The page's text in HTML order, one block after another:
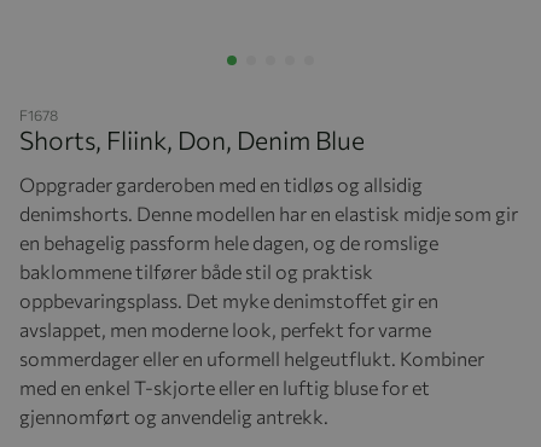
F1678
Shorts, Fliink, Don, Denim Blue
Oppgrader garderoben med en tidløs og allsidig
denimshorts. Denne modellen har en elastisk midje som gir
en behagelig passform hele dagen, og de romslige
baklommene tilfører både stil og praktisk
oppbevaringsplass. Det myke denimstoffet gir en
avslappet, men moderne look, perfekt for varme
sommerdager eller en uformell helgeutflukt. Kombiner
med en enkel T-skjorte eller en luftig bluse for et
gjennomført og anvendelig antrekk.